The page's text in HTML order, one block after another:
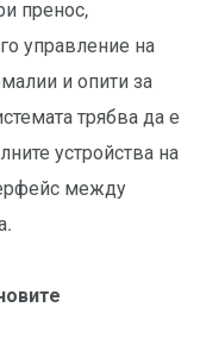
пренос,
управление на
и опити за
трябва да е
устройства на
между